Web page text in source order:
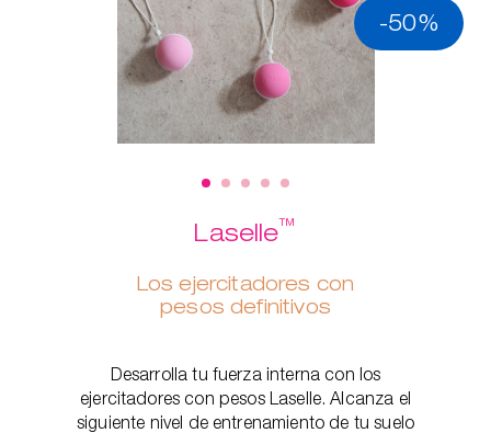
-50%
Laselle™
Los ejercitadores con
pesos definitivos
Desarrolla tu fuerza interna con los
ejercitadores con pesos Laselle. Alcanza el
siguiente nivel de entrenamiento de tu suelo